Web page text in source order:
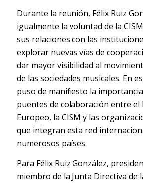
Durante la reunión, Félix Ruiz
igualmente la voluntad de la
sus relaciones con las
explorar nuevas vías de
dar mayor visibilidad al
de las sociedades musicales. En
puso de manifiesto la
puentes de colaboración entre el
Europeo, la CISM y las
que integran esta red
numerosos países.
Para Félix Ruiz González,
miembro de la Junta Directiva de